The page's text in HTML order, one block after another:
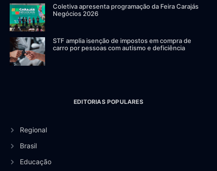
Coletiva apresenta programação da Feira Carajás
Negócios 2026
STF amplia isenção de impostos em compra de
carro por pessoas com autismo e deficiência
EDITORIAS POPULARES
Regional
Brasil
Educação